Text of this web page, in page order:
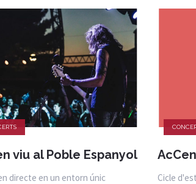
viu al Poble Espanyol
directe en un entorn únic
Cicle